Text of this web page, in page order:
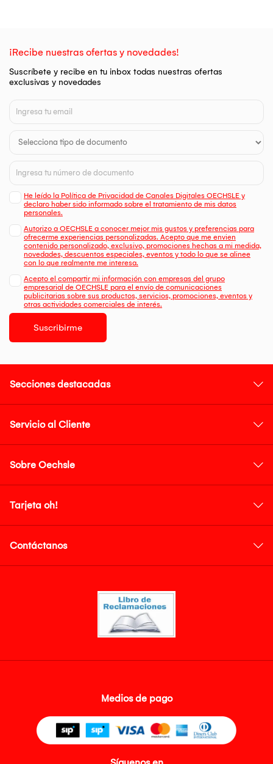
¡Recibe nuestras ofertas y novedades!
Suscríbete y recibe en tu inbox todas nuestras ofertas
exclusivas y novedades
He leído la Política de Privacidad de Canales Digitales OECHSLE y
declaro haber sido informado sobre el tratamiento de mis datos
personales.
Autorizo a OECHSLE a conocer mejor mis gustos y preferencias para
ofrecerme experiencias personalizadas. Acepto que me envien
contenido personalizado, exclusivo, promociones hechas a mi medida,
novedades, descuentos especiales, eventos y todo lo que se alinee
con lo que realmente me interesa.
Acepto el compartir mi información con empresas del grupo
empresarial de OECHSLE para el envío de comunicaciones
publicitarias sobre sus productos, servicios, promociones, eventos y
otras actividades comerciales de interés.
Suscribirme
Secciones destacadas
Servicio al Cliente
Sobre Oechsle
Tarjeta oh!
Contáctanos
Medios de pago